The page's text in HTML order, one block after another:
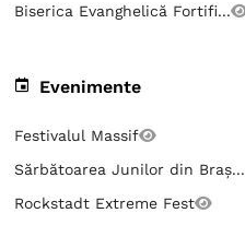
Biserica Evanghelică Fortifi...
Evenimente
Festivalul Massif
Sărbătoarea Junilor din Braș...
Rockstadt Extreme Fest